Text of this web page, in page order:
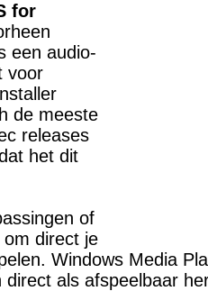
for
een audio-
voor
de meeste
releases
het dit
of
direct je
Windows Media
direct als afspeelbaar